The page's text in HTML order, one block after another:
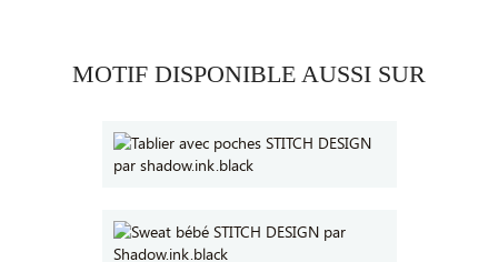
MOTIF DISPONIBLE AUSSI SUR